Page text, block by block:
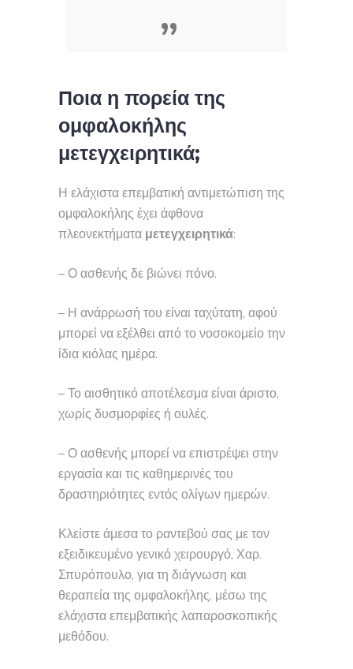
Ποια η πορεία της
ομφαλοκήλης
μετεγχειρητικά;
Η ελάχιστα επεμβατική αντιμετώπιση της
ομφαλοκήλης έχει άφθονα
πλεονεκτήματα μετεγχειρητικά:
– Ο ασθενής δε βιώνει πόνο.
– Η ανάρρωσή του είναι ταχύτατη, αφού
μπορεί να εξέλθει από το νοσοκομείο την
ίδια κιόλας ημέρα.
– Το αισθητικό αποτέλεσμα είναι άριστο,
χωρίς δυσμορφίες ή ουλές.
– Ο ασθενής μπορεί να επιστρέψει στην
εργασία και τις καθημερινές του
δραστηριότητες εντός ολίγων ημερών.
Κλείστε άμεσα το ραντεβού σας με τον
εξειδικευμένο γενικό χειρουργό, Χαρ.
Σπυρόπουλο, για τη διάγνωση και
θεραπεία της ομφαλοκήλης, μέσω της
ελάχιστα επεμβατικής λαπαροσκοπικής
μεθόδου.